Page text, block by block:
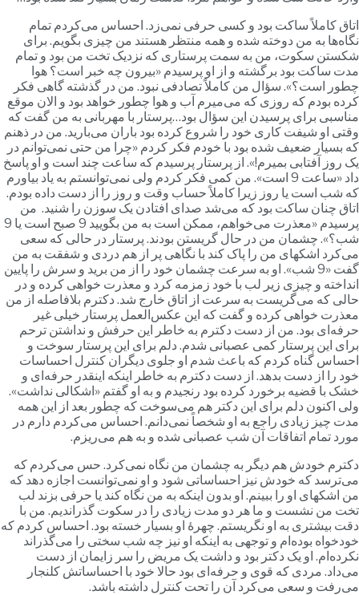
کاملاً ساکت بود و کسی حرفی نمی‌زد. احساس می‌کردم تمام
به من دوخته شده و همه منتظر هستند من چیزی بگویم. برای
سکوت، من به سمت پرستاری که نزدیک تخت من بود و تمام
ساکت بود برگشته و از او پرسیدم «بیرون چه خبر است؟ هوا
است؟». سؤال من کاملاً تصادفی نبود. من در گذشته گاهی فکر
بودم که روزی که می‌میرم آب و هوا چطور خواهد بود و الان موقع
برای پرسیدن این سؤال بود…پرستار با مهربانی به من گفت که
او شیفت کاری خود را شروع کرده بود باران می‌بارید. من در ذهنم
بسیار ضعیف شده بود با خودم فکر کردم «چرا من حتی نمی‌توانم در
روز آفتابی بمیرم!». از پرستار پرسیدم که ساعت چند است و او پاسخ
داد «ساعت 9 است». من کمی فکر کردم ولی نمی‌توانستم به یاد بیاورم
شب است یا روز زیرا کاملاً حساب وقت و روز را از دست داده بودم.
چنان ساکت بود که می‌شد صدای افتادن یک سوزن را شنید. من
پرسیدم «معذرت می‌خواهم، ممکن است به من بگویید 9 صبح است یا 9
چشمان من در حال گریستن بودند. پرستار در حالی که سعی
اشکهای من را پاک کند با نگاهی پر از هم دردی و شفقت به من
گفت «9 شب». او به سرعت چشمان خود را از من برید و سرش را پایین
و چیزی زیر لب با خود زمزمه کرد و معذرت خواهی کرده و در
که می‌گریست به سرعت از اتاق خارج شد. دکترم بلافاصله از من
خواهی کرده و گفت که این عکس‌العمل پرستار خیلی غیر
بود. من از دست دکترم به خاطر این حرفش و نداشتن ترحم
این پرستار کمی عصبانی شدم. دلم برای این پرستار سوخت و
گناه کردم که باعث شدم او جلوی دیگران کنترل احساسات
را از دست بدهد. از دست دکترم به خاطر اینکه اینقدر حرفه‌ای و
با قضیه برخورد کرده بود رنجیدم و به او گفتم «اشکالی نداشت».
اکنون دلم برای این دکتر هم می‌سوخت که چطور بعد از این همه
چیز زیادی راجع به او شخصاً نمی‌دانم. احساس می‌کردم دارم در
تمام اتفاقات آن شب عصبانی شده و به هم می‌ریزم.
خودش هم دیگر به چشمان من نگاه نمی‌کرد. حس می‌کردم که
که خودش نیز احساساتی شود و او نمی‌توانست اجازه دهد که
اشکهای او را ببینم. او بدون اینکه به من نگاه کند یا حرفی بزند لب
من نشست و ما هر دو مدت زیادی را در سکوت گذراندیم. من با
بیشتری به او نگریستم. چهرۀ او بسیار خسته بود. احساس کردم که
بوده‌ام و توجهی به اینکه او نیز چه شب سختی را می‌گذراند
او یک دکتر بود و داشت یک مریض را سر زایمان از دست
مردی که قوی و حرفه‌ای بود حالا خود با احساساتش کلنجار
و سعی می‌کرد آن را تحت کنترل داشته باشد.